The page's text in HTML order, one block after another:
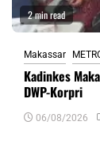
2 min read
Makassar
Kadinkes
DWP-Korpri
06/08/2026